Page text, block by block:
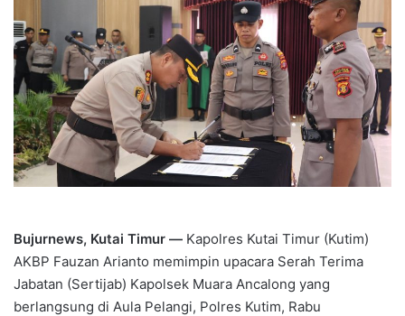
Bujurnews, Kutai Timur — Kapolres Kutai Timur (Kutim)
AKBP Fauzan Arianto memimpin upacara Serah Terima
Jabatan (Sertijab) Kapolsek Muara Ancalong yang
berlangsung di Aula Pelangi, Polres Kutim, Rabu